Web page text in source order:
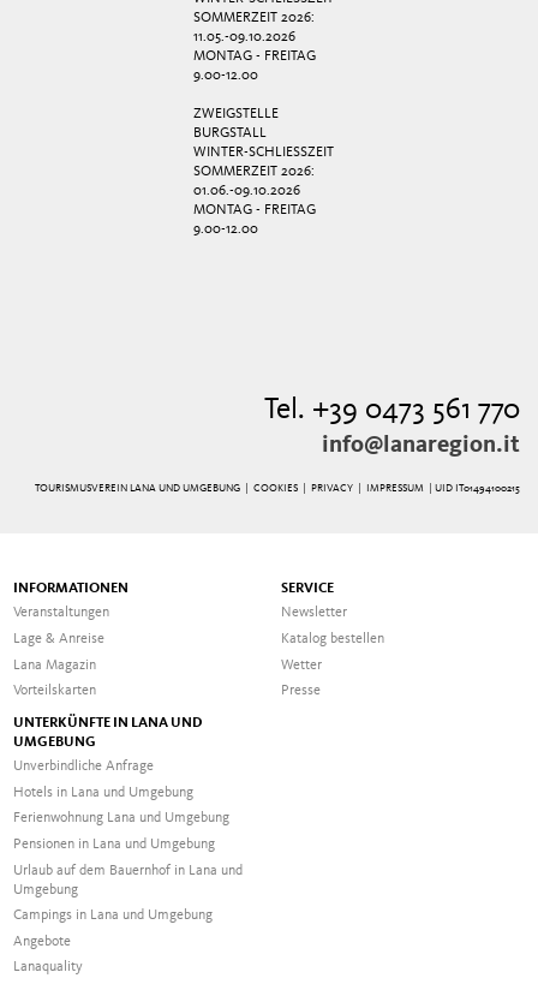
SOMMERZEIT 2026:
11.05.-09.10.2026
MONTAG - FREITAG
9.00-12.00
ZWEIGSTELLE
BURGSTALL
WINTER-SCHLIESSZEIT
SOMMERZEIT 2026:
01.06.-09.10.2026
MONTAG - FREITAG
9.00-12.00
Tel. +39 0473 561 770
info@lanaregion.it
TOURISMUSVEREIN LANA UND UMGEBUNG | COOKIES| PRIVACY| IMPRESSUM | UID IT01494100215
INFORMATIONEN
Veranstaltungen
Lage & Anreise
Lana Magazin
Vorteilskarten
SERVICE
Newsletter
Katalog bestellen
Wetter
Presse
UNTERKÜNFTE IN LANA UND
UMGEBUNG
Unverbindliche Anfrage
Hotels in Lana und Umgebung
Ferienwohnung Lana und Umgebung
Pensionen in Lana und Umgebung
Urlaub auf dem Bauernhof in Lana und
Umgebung
Campings in Lana und Umgebung
Angebote
Lanaquality